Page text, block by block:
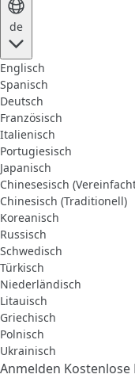
de
Englisch
Spanisch
Deutsch
Französisch
Italienisch
Portugiesisch
Japanisch
Chinesesisch
Chinesisch (Traditionell)
Koreanisch
Russisch
Schwedisch
Türkisch
Niederländisch
Litauisch
Griechisch
Polnisch
Ukrainisch
Anmelden